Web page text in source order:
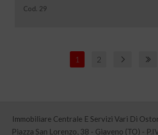
Cod. 29
1 2
Immobiliare Centrale E Servizi Vari Di
Piazza San Lorenzo, 38 - Giaveno (TO) -